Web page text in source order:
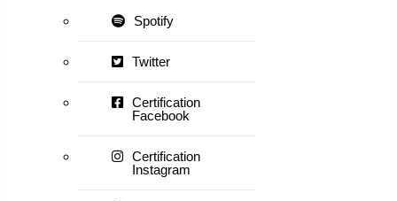
Spotify
Twitter
Certification
Facebook
Certification
Instagram